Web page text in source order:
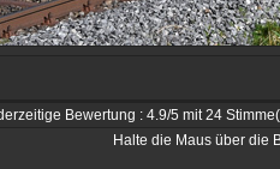
Bewertung : 4.9/5 mit 24
Halte die Maus über die